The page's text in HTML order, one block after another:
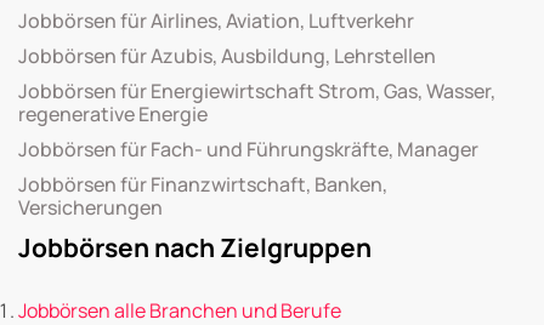
Jobbörsen für Airlines, Aviation, Luftverkehr
Jobbörsen für Azubis, Ausbildung, Lehrstellen
Jobbörsen für Energiewirtschaft Strom, Gas, Wasser,
regenerative Energie
Jobbörsen für Fach- und Führungskräfte, Manager
Jobbörsen für Finanzwirtschaft, Banken,
Versicherungen
Jobbörsen nach Zielgruppen
Jobbörsen alle Branchen und Berufe